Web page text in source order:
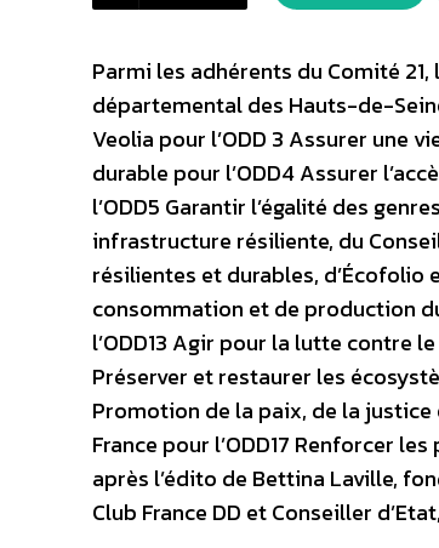
Parmi les adhérents du Comité 21,
départemental des Hauts-de-
Veolia pour l’ODD 3 Assurer une
durable pour l’ODD4 Assurer
l’ODD5 Garantir l’égalité des
infrastructure résiliente, du
résilientes et durables, d’Écofolio
consommation et de production
l’ODD13 Agir pour la lutte contre
Préserver et restaurer les
Promotion de la paix, de la justice
France pour l’ODD17 Renforcer
après l’édito de Bettina Laville,
Club France DD et Conseiller